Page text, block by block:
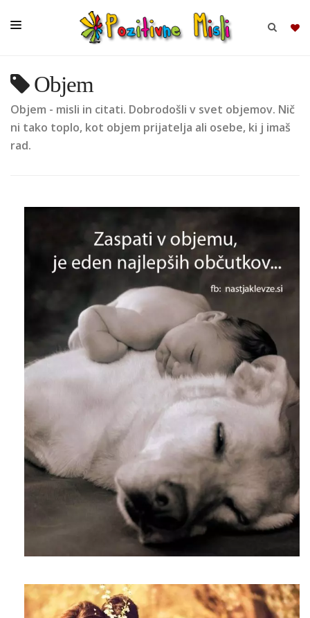
BRSKAJ
SKUPINE
MISLI
Objem
Objem - misli in citati. Dobrodošli v svet objemov. Nič
ni tako toplo, kot objem prijatelja ali osebe, ki j imaš
rad.